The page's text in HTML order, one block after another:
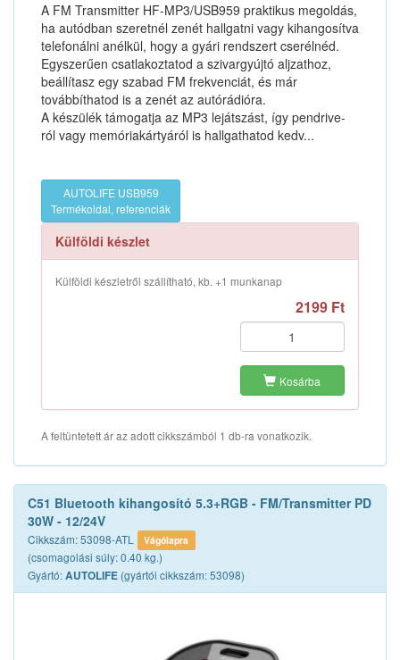
A FM Transmitter HF-MP3/USB959 praktikus megoldás,
ha autódban szeretnél zenét hallgatni vagy kihangosítva
telefonálni anélkül, hogy a gyári rendszert cserélnéd.
Egyszerűen csatlakoztatod a szivargyújtó aljzathoz,
beállítasz egy szabad FM frekvenciát, és már
továbbíthatod is a zenét az autórádióra.
A készülék támogatja az MP3 lejátszást, így pendrive-
ról vagy memóriakártyáról is hallgathatod kedv...
AUTOLIFE USB959
Termékoldal, referenciák
Külföldi készlet
Külföldi készletről szállítható, kb. +1 munkanap
2199 Ft
Kosárba
A feltüntetett ár az adott cikkszámból 1 db-ra vonatkozik.
C51 Bluetooth kihangosító 5.3+RGB - FM/Transmitter PD
30W - 12/24V
Cikkszám: 53098-ATL Vágólapra
(csomagolási súly: 0.40 kg.)
Gyártó:AUTOLIFE (gyártói cikkszám: 53098)